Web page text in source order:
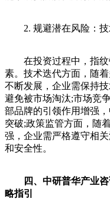
2. 规避潜在风险：技
在投资过程中，指纹
素。技术迭代方面，随
不断发展，企业需保持
避免被市场淘汰;市场竞
部品牌的引领作用增强
突破;政策监管方面，随
强，企业需严格遵守相
和安全性。
四、中研普华产业
略指引